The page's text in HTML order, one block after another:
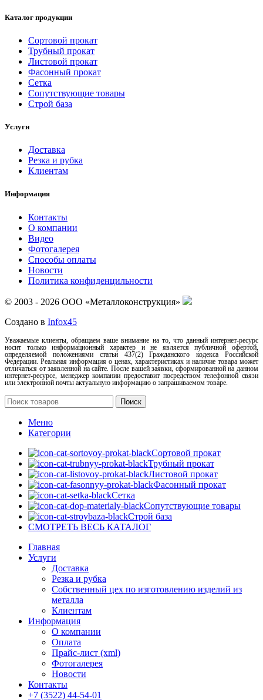
Каталог продукции
Сортовой прокат
Трубный прокат
Листовой прокат
Фасонный прокат
Сетка
Сопутствующие товары
Строй база
Услуги
Доставка
Резка и рубка
Клиентам
Информация
Контакты
О компании
Видео
Фотогалерея
Способы оплаты
Новости
Политика конфиденцильности
© 2003 - 2026 ООО «Металлоконструкция»
Создано в Infox45
Уважаемые клиенты, обращаем ваше внимание на то, что данный интернет-ресурс
носит только информационный характер и не является публичной офертой,
определяемой положениями статьи 437(2) Гражданского кодекса Российской
Федерации. Реальная информация о ценах, характеристиках и наличие товара может
отличаться от заявленной на сайте. После вашей заявки, сформированной на данном
интернет-ресурсе, менеджер компании предоставит посредством телефонной связи
или электронной почты актуальную информацию о запрашиваемом товаре.
Поиск
Меню
Категории
Сортовой прокат
Трубный прокат
Листовой прокат
Фасонный прокат
Сетка
Сопутствующие товары
Строй база
СМОТРЕТЬ ВЕСЬ КАТАЛОГ
Главная
Услуги
Доставка
Резка и рубка
Собственный цех по изготовлению изделий из
металла
Клиентам
Информация
О компании
Оплата
Прайс-лист (xml)
Фотогалерея
Новости
Контакты
+7 (3522) 44-54-01